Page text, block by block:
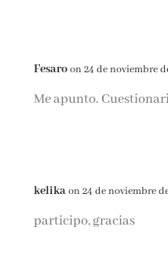
Fesaroon 24 de noviembre
Me apunto.
kelikaon 24 de noviembre
participo, gracias